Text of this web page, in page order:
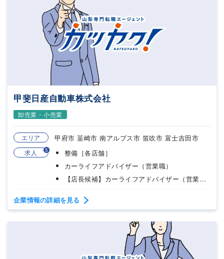
甲斐日産自動車株式会社
卸売業・小売業
エリア 甲府市 韮崎市 南アルプス市 笛吹市 富士吉田市
求人 5
整備［各店舗］
カーライフアドバイザー（営業職）
【店長候補】カーライフアドバイザー（営業職）
企業情報の詳細を見る